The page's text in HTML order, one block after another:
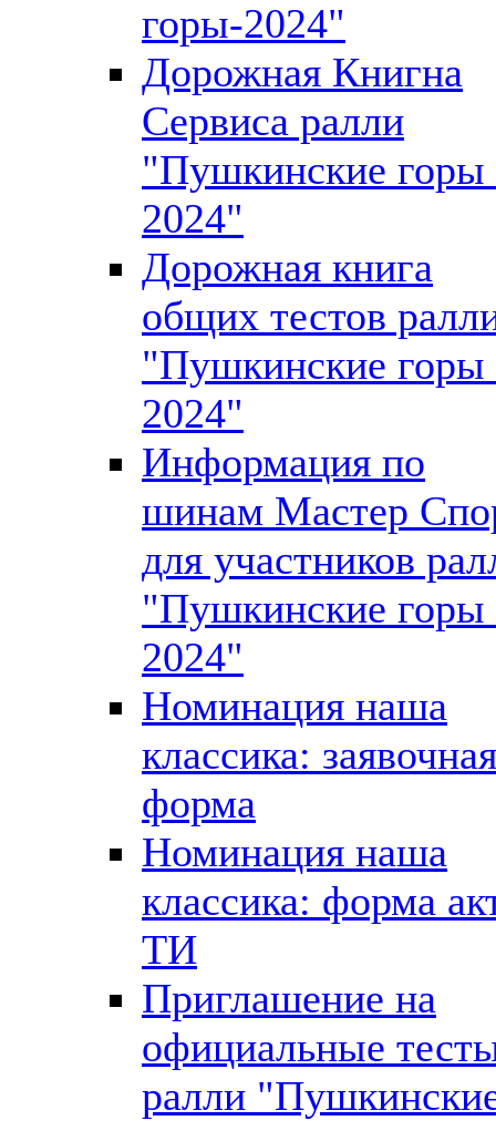
горы-2024"
Дорожная Книгна
Сервиса ралли
"Пушкинские горы
2024"
Дорожная книга
общих тестов
"Пушкинские горы
2024"
Информация по
шинам Мастер
для участников
"Пушкинские горы
2024"
Номинация наша
классика: заявочная
форма
Номинация наша
классика: форма
ТИ
Приглашение на
официальные
ралли